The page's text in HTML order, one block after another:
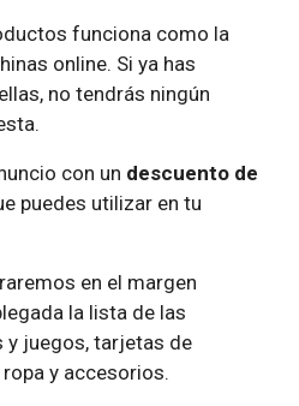
funciona como la
online. Si ya has
no tendrás ningún
con un descuento de
puedes utilizar en tu
en el margen
la lista de las
y juegos, tarjetas de
y accesorios.